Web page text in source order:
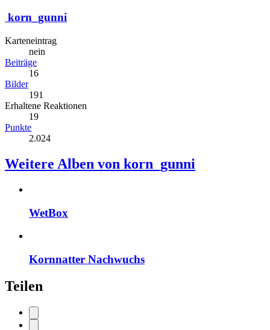
korn_gunni
Karteneintrag
nein
Beiträge
16
Bilder
191
Erhaltene Reaktionen
19
Punkte
2.024
Weitere Alben von korn_gunni
WetBox
Kornnatter Nachwuchs
Teilen